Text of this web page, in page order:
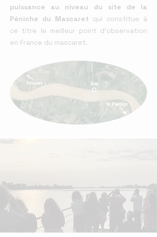
puissance au niveau du site de la
Péniche du Mascaret qui constitue à
ce titre le meilleur point d'observation
en France du mascaret.